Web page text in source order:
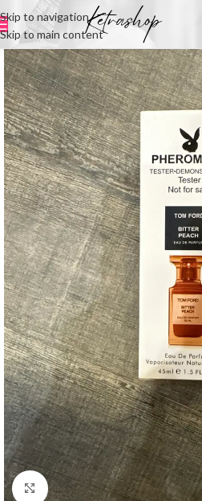
Skip to navigation
Skip to main content
Click to enlarge